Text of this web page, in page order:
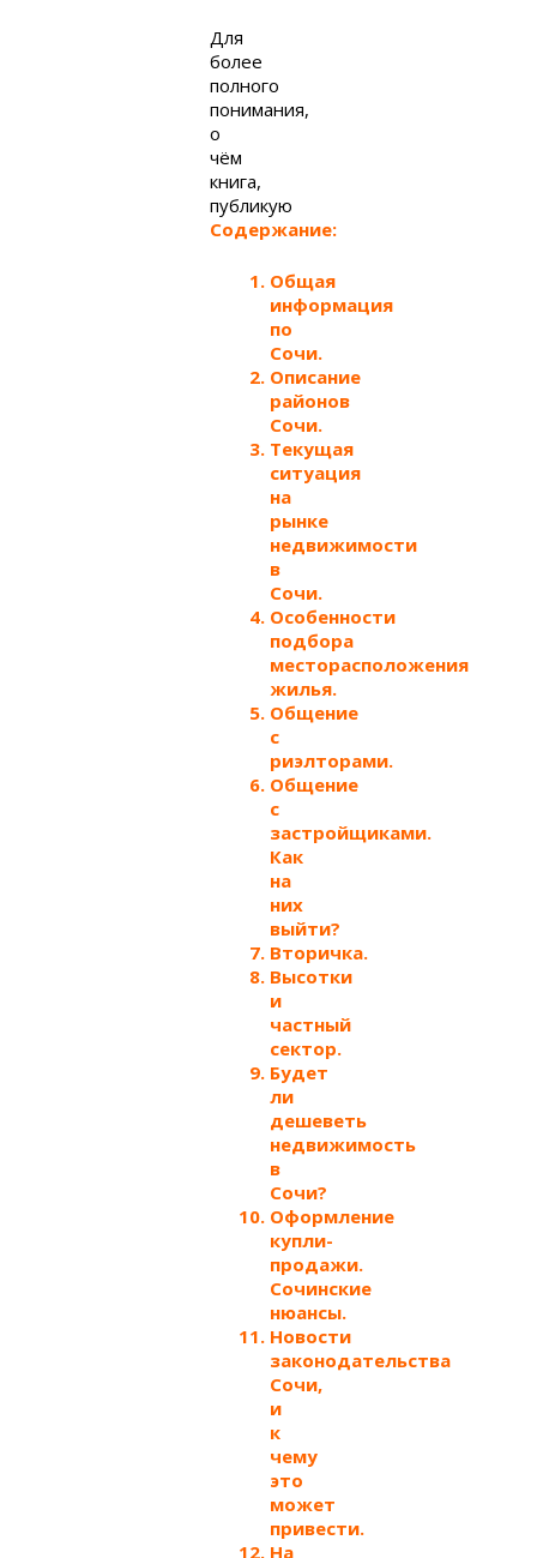
Для
более
полного
понимания,
о
чём
книга,
публикую
Содержание:
Общая
информация
по
Сочи.
Описание
районов
Сочи.
Текущая
ситуация
на
рынке
недвижимости
в
Сочи.
Особенности
подбора
месторасположения
жилья.
Общение
с
риэлторами.
Общение
с
застройщиками.
Как
на
них
выйти?
Вторичка.
Высотки
и
частный
сектор.
Будет
ли
дешеветь
недвижимость
в
Сочи?
Оформление
купли-
продажи.
Сочинские
нюансы.
Новости
законодательства
Сочи,
и
к
чему
это
может
привести.
На